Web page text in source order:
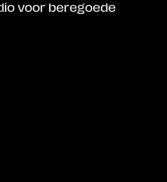
voor beregoede